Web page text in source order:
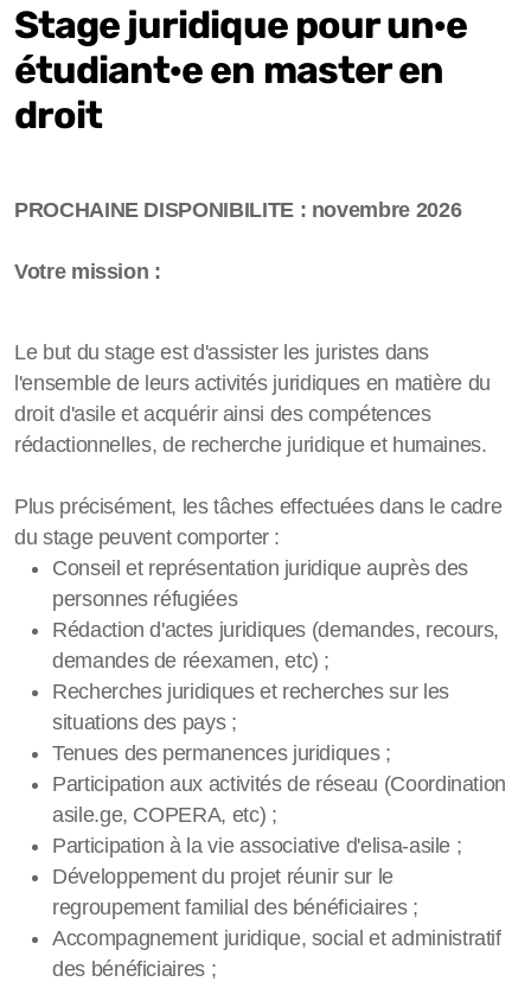
Stage juridique pour un·e
étudiant·e en master en
droit
PROCHAINE DISPONIBILITE : novembre 2026
Votre mission :
Le but du stage est d'assister les juristes dans
l'ensemble de leurs activités juridiques en matière du
droit d'asile et acquérir ainsi des compétences
rédactionnelles, de recherche juridique et humaines.
Plus précisément, les tâches effectuées dans le cadre
du stage peuvent comporter :
Conseil et représentation juridique auprès des
personnes réfugiées
Rédaction d'actes juridiques (demandes, recours,
demandes de réexamen, etc) ;
Recherches juridiques et recherches sur les
situations des pays ;
Tenues des permanences juridiques ;
Participation aux activités de réseau (Coordination
asile.ge, COPERA, etc) ;
Participation à la vie associative d'elisa-asile ;
Développement du projet réunir sur le
regroupement familial des bénéficiaires ;
Accompagnement juridique, social et administratif
des bénéficiaires ;
Devenir stagiaire associatif⸱ve